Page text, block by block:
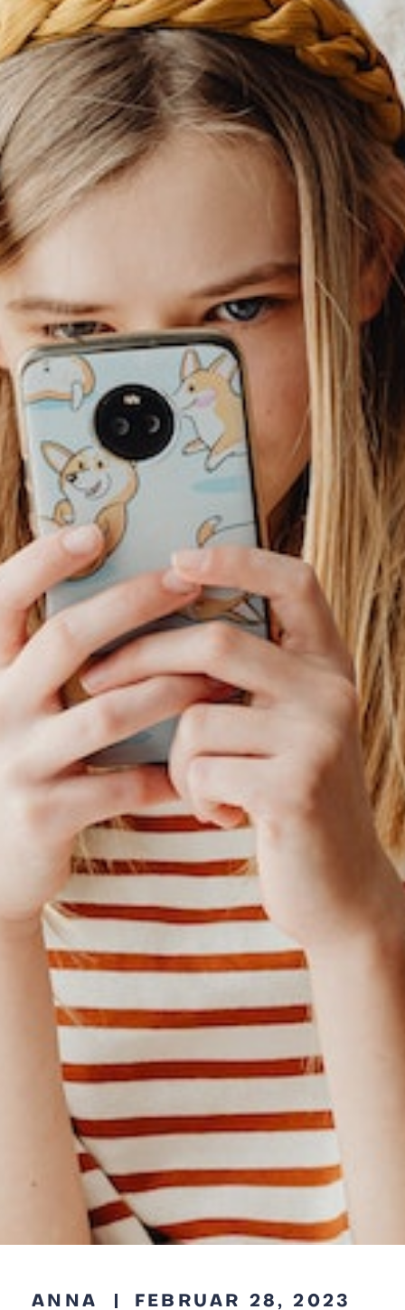
ANNA FEBRUAR 28, 2023